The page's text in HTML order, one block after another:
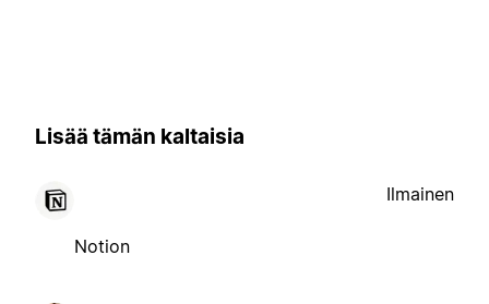
Lisää tämän kaltaisia
Notion
Ilmainen